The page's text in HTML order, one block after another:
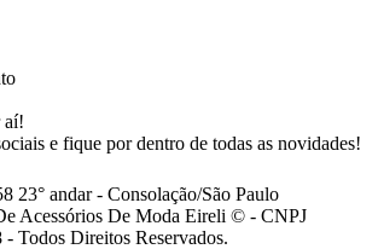
aí!
e fique por dentro de todas as novidades!
23° andar - Consolação/São Paulo
Acessórios De Moda Eireli © - CNPJ
Todos Direitos Reservados.